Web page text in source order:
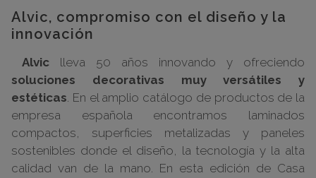
Alvic, compromiso con el diseño y la
innovación
Alvic lleva 50 años innovando y ofreciendo
soluciones decorativas muy versátiles y
estéticas. En el amplio catálogo de productos de la
empresa española encontramos laminados
compactos, superficies metalizadas y paneles
sostenibles donde el diseño, la tecnología y la alta
calidad van de la mano. En esta edición de Casa